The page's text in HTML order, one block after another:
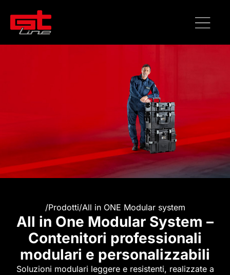
/Prodotti/All in ONE Modular system
All in One Modular System –
Contenitori professionali
modulari e personalizzabili
Soluzioni modulari leggere e resistenti, realizzate a